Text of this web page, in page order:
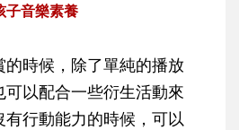
子音樂素養
時候，除了單純的播放
以配合一些衍生活動來
行動能力的時候，可以